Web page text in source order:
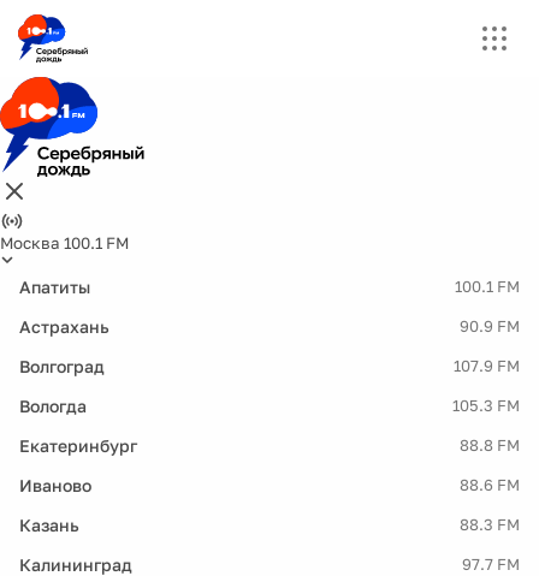
Москва 100.1 FM
Апатиты 100.1 FM
Астрахань 90.9 FM
Волгоград 107.9 FM
Вологда 105.3 FM
Екатеринбург 88.8 FM
Иваново 88.6 FM
Казань 88.3 FM
Калининград 97.7 FM